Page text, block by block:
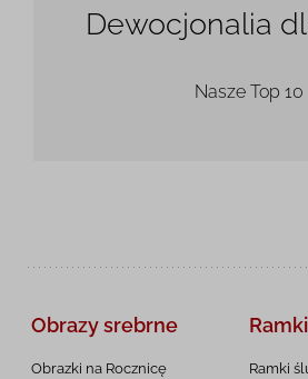
Dewocjonalia
Nasze Top 10
Obrazy srebrne
Obrazki na Rocznicę
Ramki